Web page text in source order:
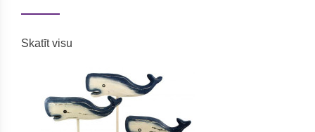
Skatīt visu